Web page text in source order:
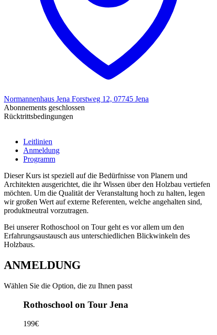
Normannenhaus Jena Forstweg 12, 07745 Jena
Abonnements geschlossen
Rücktrittsbedingungen
Leitlinien
Anmeldung
Programm
Dieser Kurs ist speziell auf die Bedürfnisse von Planern und
Architekten ausgerichtet, die ihr Wissen über den Holzbau vertiefen
möchten. Um die Qualität der Veranstaltung hoch zu halten, legen
wir großen Wert auf externe Referenten, welche angehalten sind,
produktneutral vorzutragen.
Bei unserer Rothoschool on Tour geht es vor allem um den
Erfahrungsaustausch aus unterschiedlichen Blickwinkeln des
Holzbaus.
ANMELDUNG
Wählen Sie die Option, die zu Ihnen passt
Rothoschool on Tour Jena
199€